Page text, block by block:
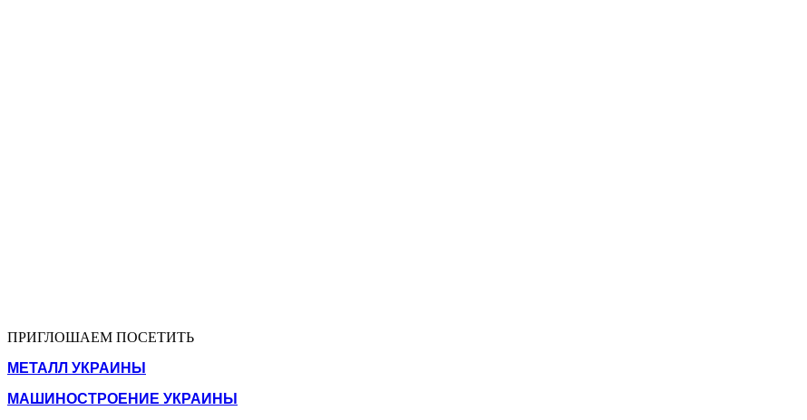
ПРИГЛОШАЕМ ПОСЕТИТЬ
МЕТАЛЛ УКРАИНЫ
МАШИНОСТРОЕНИЕ УКРАИНЫ